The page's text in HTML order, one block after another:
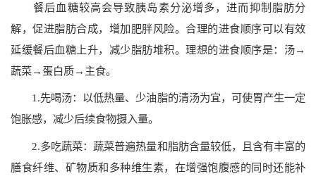
餐后血糖较高会导致胰岛素分泌增多，进而抑制脂肪分
解，促进脂肪合成，增加肥胖风险。合理的进食顺序可以有效
延缓餐后血糖上升，减少脂肪堆积。理想的进食顺序是：汤→
蔬菜→蛋白质→主食。
1.先喝汤：以低热量、少油脂的清汤为宜，可使胃产生一定
饱胀感，减少后续食物摄入量。
2.多吃蔬菜：蔬菜普遍热量和脂肪含量较低，且含有丰富的
膳食纤维、矿物质和多种维生素，在增强饱腹感的同时还能补